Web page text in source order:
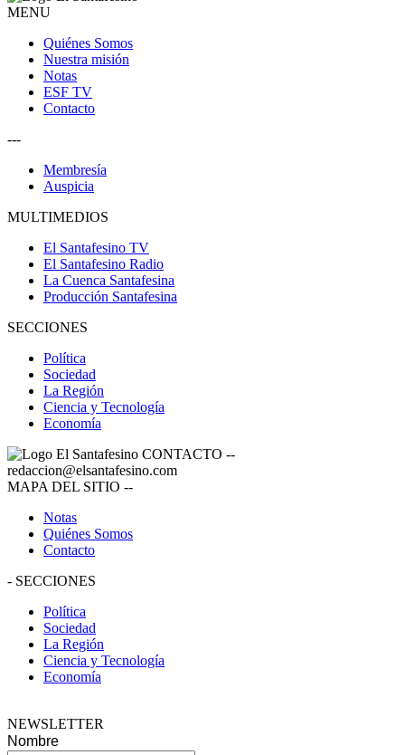
MENU
Quiénes Somos
Nuestra misión
Notas
ESF TV
Contacto
---
Membresía
Auspicia
MULTIMEDIOS
El Santafesino TV
El Santafesino Radio
La Cuenca Santafesina
Producción Santafesina
SECCIONES
Política
Sociedad
La Región
Ciencia y Tecnología
Economía
CONTACTO --
redaccion@elsantafesino.com
MAPA DEL SITIO --
Notas
Quiénes Somos
Contacto
- SECCIONES
Política
Sociedad
La Región
Ciencia y Tecnología
Economía
NEWSLETTER
Nombre